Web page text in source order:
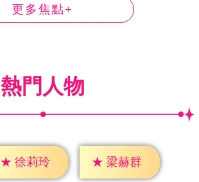
更多焦點+
熱門人物
★ 徐莉玲 ★ 梁赫群